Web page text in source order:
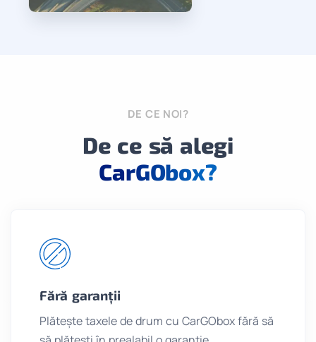
DE CE NOI?
De ce să alegi
CarGObox?
Fără garanții
Plătește taxele de drum cu CarGObox fără să